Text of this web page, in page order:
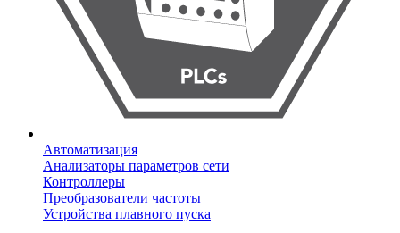
Автоматизация
Анализаторы параметров сети
Контроллеры
Преобразователи частоты
Устройства плавного пуска